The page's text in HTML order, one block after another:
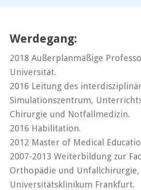
Werdegang:
2018 Außerplanmäßige
Universität.
2016 Leitung des
Simulationszentrum,
Chirurgie und Notfallmedizin.
2016 Habilitation.
2012 Master of Medical
2007-2013 Weiterbildung zur
Orthopädie und Unfallchirurgie,
Universitätsklinikum Frankfurt.